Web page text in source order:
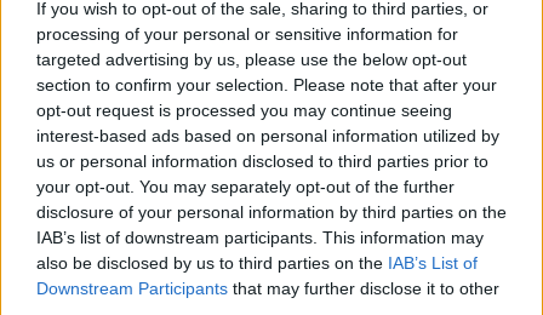
If you wish to opt-out of the sale, sharing to third parties, or
processing of your personal or sensitive information for
targeted advertising by us, please use the below opt-out
section to confirm your selection. Please note that after your
opt-out request is processed you may continue seeing
interest-based ads based on personal information utilized by
us or personal information disclosed to third parties prior to
your opt-out. You may separately opt-out of the further
disclosure of your personal information by third parties on the
IAB’s list of downstream participants. This information may
also be disclosed by us to third parties on the IAB’s List of
Downstream Participants that may further disclose it to other
tattici e psicologici per ottenere la prestazione
vincente.
In sintesi, ciò che in porto appare come una flotta
di scafi affusolati è in realtà il risultato di una
macchina complessa: tecnologie di avanguardia,
materiali specialistici, partnership industriali e
una collettività umana disposta a vivere e
lavorare secondo ritmi e regole propri. La sfida